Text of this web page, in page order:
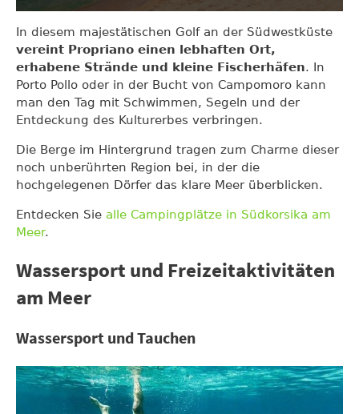
In diesem majestätischen Golf an der Südwestküste
vereint Propriano einen lebhaften Ort,
erhabene Strände und kleine Fischerhäfen. In
Porto Pollo oder in der Bucht von Campomoro kann
man den Tag mit Schwimmen, Segeln und der
Entdeckung des Kulturerbes verbringen.
Die Berge im Hintergrund tragen zum Charme dieser
noch unberührten Region bei, in der die
hochgelegenen Dörfer das klare Meer überblicken.
Entdecken Sie alle Campingplätze in Südkorsika am
Meer.
Wassersport und Freizeitaktivitäten
am Meer
Wassersport und Tauchen